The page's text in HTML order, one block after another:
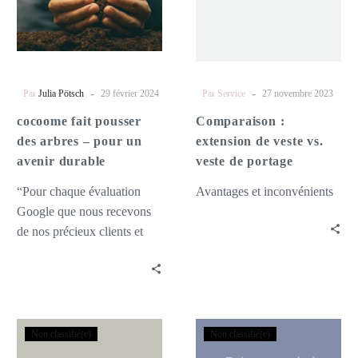
arbres
–
pour
Par Julia Pötsch - 29 février 2024
cocoome fait pousser
des arbres – pour un
avenir durable
“Pour chaque évaluation
Google que nous recevons
de nos précieux clients et
arbre dans la forêt tropicale
cocoo-me®.
Par Service - 27 novembre 2023
Comparaison :
extension de veste vs.
veste de portage
Avantages et inconvénients
Équipe
Non classifié(e)
Porte-
Non classifié(e)